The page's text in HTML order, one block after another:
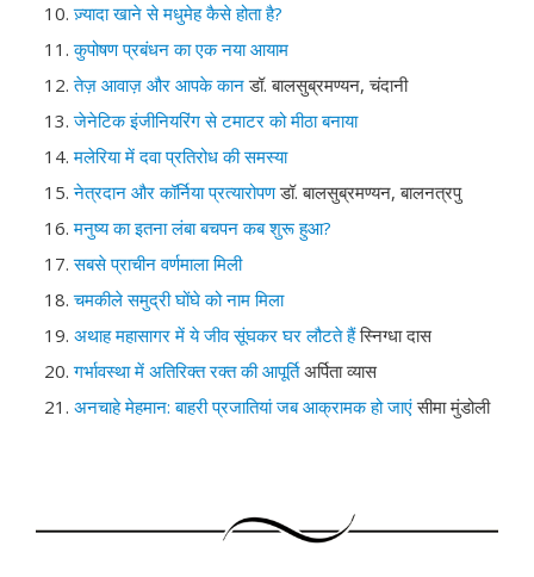
ज़्यादा खाने से मधुमेह कैसे होता है?
कुपोषण प्रबंधन का एक नया आयाम
तेज़ आवाज़ और आपके कानडॉ. बालसुब्रमण्यन, चंदानी
जेनेटिक इंजीनियरिंग से टमाटर को मीठा बनाया
मलेरिया में दवा प्रतिरोध की समस्या
नेत्रदान और कॉर्निया प्रत्यारोपणडॉ. बालसुब्रमण्यन, बालनत्रपु
मनुष्य का इतना लंबा बचपन कब शुरू हुआ?
सबसे प्राचीन वर्णमाला मिली
चमकीले समुद्री घोंघे को नाम मिला
अथाह महासागर में ये जीव सूंघकर घर लौटते हैंस्निग्धा दास
गर्भावस्था में अतिरिक्त रक्त की आपूर्तिअर्पिता व्यास
अनचाहे मेहमान: बाहरी प्रजातियां जब आक्रामक हो जाएंसीमा मुंडोली